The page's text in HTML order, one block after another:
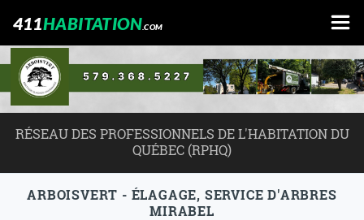
411HABITATION.COM
RÉSEAU DES PROFESSIONNELS DE L'HABITATION DU
QUÉBEC (RPHQ)
ARBOISVERT - ÉLAGAGE, SERVICE D'ARBRES
MIRABEL